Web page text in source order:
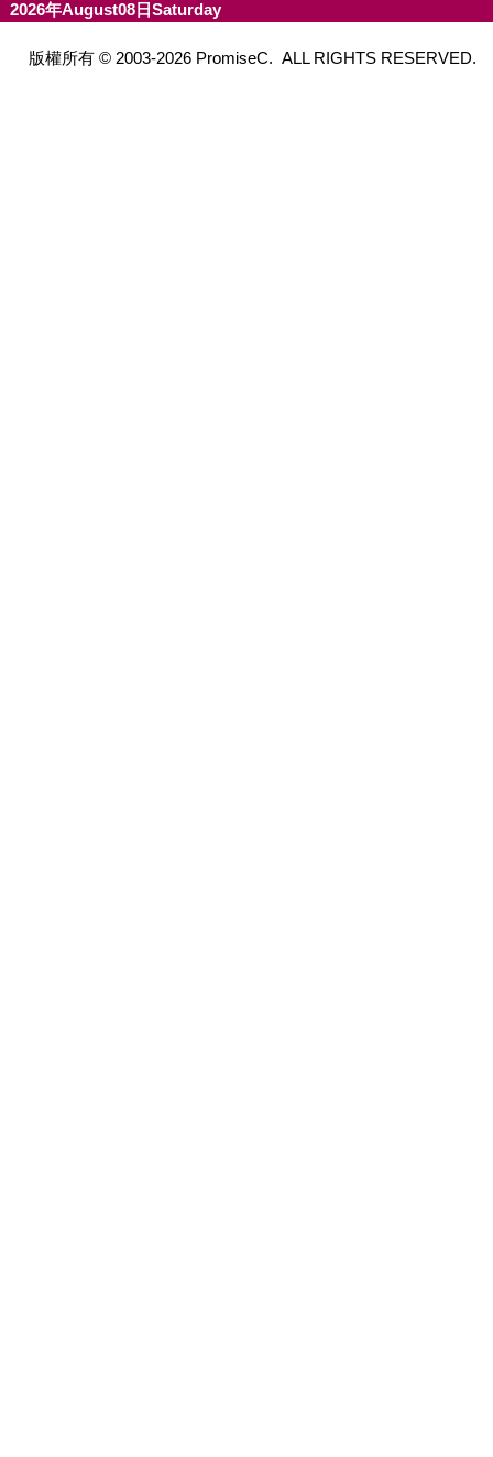
2026年August08日Saturday
版權所有 © 2003-2026 PromiseC. ALL RIGHTS RESERVED.